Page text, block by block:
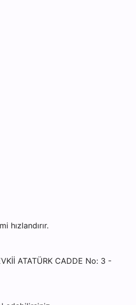
hızlandırır.
ATATÜRK CADDE No: 3 -